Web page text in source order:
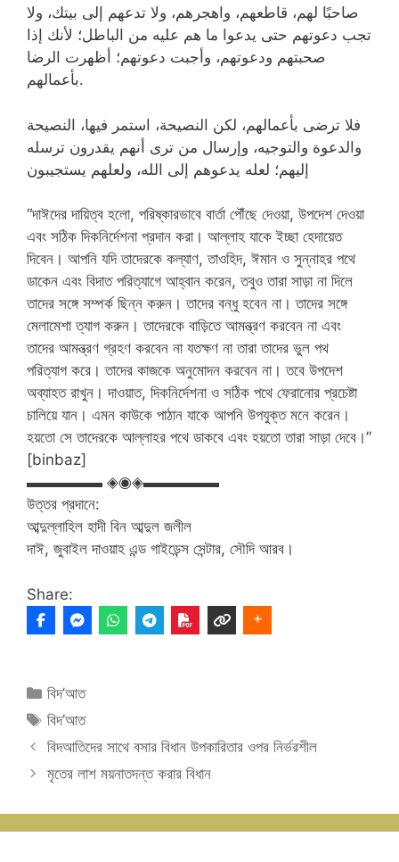
صاحبًا لهم، قاطعهم، واهجرهم، ولا تدعهم إلى بيتك، ولا
تجب دعوتهم حتى يدعوا ما هم عليه من الباطل؛ لأنك إذا
صحبتهم ودعوتهم، وأجبت دعوتهم؛ أظهرت الرضا
بأعمالهم.
فلا ترضى بأعمالهم، لكن النصيحة، استمر فيها، النصيحة
والدعوة والتوجيه، وإرسال من ترى أنهم يقدرون ترسله
إليهم؛ لعله يدعوهم إلى الله، ولعلهم يستجيبون
“দাঈদের দায়িত্ব হলো, পরিষ্কারভাবে বার্তা পৌঁছে দেওয়া, উপদেশ দেওয়া
এবং সঠিক দিকনির্দেশনা প্রদান করা। আল্লাহ যাকে ইচ্ছা হেদায়েত
দিবেন। আপনি যদি তাদেরকে কল্যাণ, তাওহিদ, ঈমান ও সুন্নাহর পথে
ডাকেন এবং বিদাত পরিত্যাগে আহ্বান করেন, তবুও তারা সাড়া না দিলে
তাদের সঙ্গে সম্পর্ক ছিন্ন করুন। তাদের বন্ধু হবেন না। তাদের সঙ্গে
মেলামেশা ত্যাগ করুন। তাদেরকে বাড়িতে আমন্ত্রণ করবেন না এবং
তাদের আমন্ত্রণ গ্রহণ করবেন না যতক্ষণ না তারা তাদের ভুল পথ
পরিত্যাগ করে। তাদের কাজকে অনুমোদন করবেন না। তবে উপদেশ
অব্যাহত রাখুন। দাওয়াত, দিকনির্দেশনা ও সঠিক পথে ফেরানোর প্রচেষ্টা
চালিয়ে যান। এমন কাউকে পাঠান যাকে আপনি উপযুক্ত মনে করেন।
হয়তো সে তাদেরকে আল্লাহর পথে ডাকবে এবং হয়তো তারা সাড়া দেবে।”
[binbaz]
▬▬▬▬▬ ◈◉◈▬▬▬▬▬
উত্তর প্রদানে:
আব্দুল্লাহিল হাদী বিন আব্দুল জলীল
দাঈ, জুবাইল দাওয়াহ এন্ড গাইডেন্স সেন্টার, সৌদি আরব।
Share:
Categories
বিদ’আত
Tags
বিদ’আত
বিদআতিদের সাথে বসার বিধান উপকারিতার ওপর নির্ভরশীল
মৃতের লাশ ময়নাতদন্ত করার বিধান